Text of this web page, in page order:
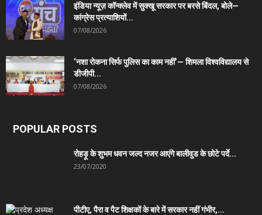
इंडिया न्यूज़ कॉन्क्लेव में सुक्खू सरकार पर बरसे बिंदल, बोले—
कांग्रेस प्रत्याशियों...
07/08/2026
‘नशा रोकना सिर्फ पुलिस का काम नहीं’— शिमला विश्वविद्यालय से
डीजीपी...
07/08/2026
POPULAR POSTS
रोहड़ू के शुभम धवन जल्द नजर आएंगे बालीवुड के छोटे पर्दे...
23/07/2020
पीटीए, पैरा व पैट शिक्षकों के बारे में सरकार नहीं गंभीर,...